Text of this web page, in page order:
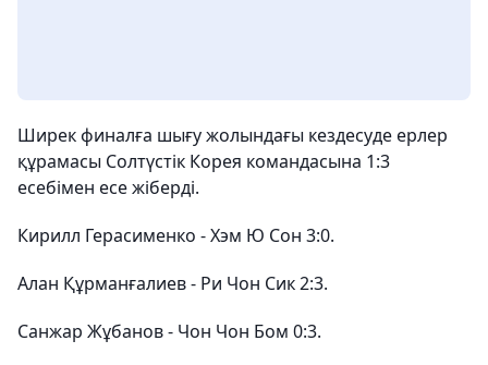
Ширек финалға шығу жолындағы кездесуде ерлер
құрамасы Солтүстік Корея командасына 1:3
есебімен есе жіберді.
Кирилл Герасименко - Хэм Ю Сон 3:0.
Алан Құрманғалиев - Ри Чон Сик 2:3.
Санжар Жұбанов - Чон Чон Бом 0:3.